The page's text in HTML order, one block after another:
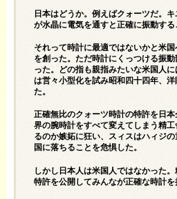
日本はどうか。例えばクォーツだ。
が水晶に電気を通すと正確に振動する
それって時計に最適ではないかと米
を創った。ただ時計にくっつける振
った。どの指も親指みたいな米国人
は営々小型化を試み昭和四十四年、
た。
正確無比のクォーツ時計の特許を日
界の腕時計をすべて変えてしまう精
るのか嫉妬に狂い、スィスはハィジ
国に落ちることを危惧した。
しかし日本人は米国人ではなかった
特許を公開してみんなが正確な時計を